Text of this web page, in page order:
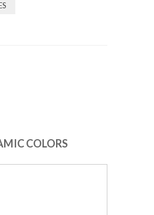
COLORS